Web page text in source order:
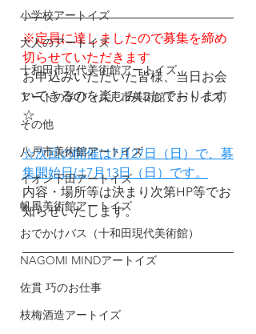
小学校アートイズ
大人のアートイズ
十和田市現代美術館アートイズ
アートの学び（八戸市美術館アートイズ）
その他
八戸市美術館アートイズ
イオン下田アートイズ
帆風美術館アートイズ
おでかけバス（十和田現代美術館）
NAGOMI MINDアートイズ
佐貫 巧のお仕事
枝梅酒造アートイズ
※定員に達しましたので募集を締め
切らせていただきます
お申込みいただいた皆様、当日お会
いできるのを楽しみにしております
☆
☆次回の開催は7月27日（日） で、募
集開始日は7月13日（日）です。
内容・場所等は決まり次第HP等でお
知らせいたします。